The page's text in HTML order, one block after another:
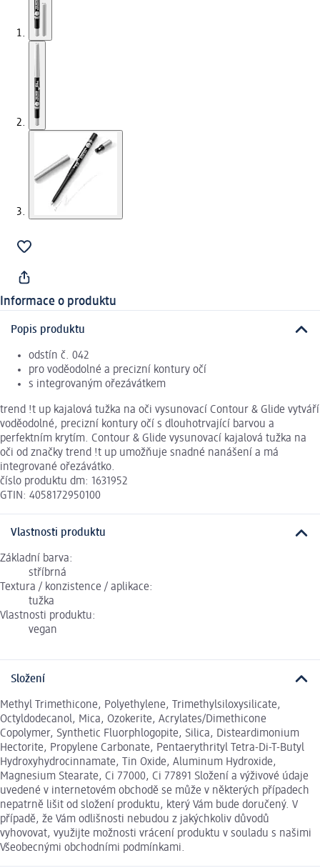
Informace o produktu
Popis produktu
odstín č. 042
pro voděodolné a precizní kontury očí
s integrovaným ořezávátkem
trend !t up kajalová tužka na oči vysunovací Contour & Glide vytváří
voděodolné, precizní kontury očí s dlouhotrvající barvou a
perfektním krytím. Contour & Glide vysunovací kajalová tužka na
oči od značky trend !t up umožňuje snadné nanášení a má
integrované ořezávátko.
číslo produktu dm: 1631952
GTIN: 4058172950100
Vlastnosti produktu
Základní barva:
stříbrná
Textura / konzistence / aplikace:
tužka
Vlastnosti produktu:
vegan
Složení
Methyl Trimethicone, Polyethylene, Trimethylsiloxysilicate,
Octyldodecanol, Mica, Ozokerite, Acrylates/Dimethicone
Copolymer, Synthetic Fluorphlogopite, Silica, Disteardimonium
Hectorite, Propylene Carbonate, Pentaerythrityl Tetra-Di-T-Butyl
Hydroxyhydrocinnamate, Tin Oxide, Aluminum Hydroxide,
Magnesium Stearate, Ci 77000, Ci 77891 Složení a výživové údaje
uvedené v internetovém obchodě se může v některých případech
nepatrně lišit od složení produktu, který Vám bude doručený. V
případě, že Vám odlišnosti nebudou z jakýchkoliv důvodů
vyhovovat, využijte možnosti vrácení produktu v souladu s našimi
Všeobecnými obchodními podmínkami.